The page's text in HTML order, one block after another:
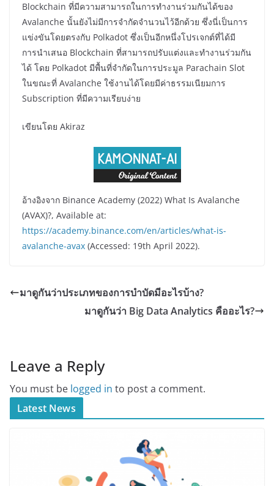
Blockchain ที่มีความสามารถในการทำงานร่วมกันได้ของ
Avalanche นั้นยังไม่มีการจำกัดจำนวนไว้อีกด้วย ซึ่งนี่เป็นการ
แข่งขันโดยตรงกับ Polkadot ซึ่งเป็นอีกหนึ่งโปรเจกต์ที่ได้มี
การนำเสนอ Blockchain ที่สามารถปรับแต่งและทำงานร่วมกัน
ได้ โดย Polkadot มีพื้นที่จำกัดในการประมูล Parachain Slot
ในขณะที่ Avalanche ใช้งานได้โดยมีค่าธรรมเนียมการ
Subscription ที่มีความเรียบง่าย
เขียนโดย Akiraz
อ้างอิงจาก Binance Academy (2022) What Is Avalanche
(AVAX)?, Available at:
https://academy.binance.com/en/articles/what-is-
avalanche-avax (Accessed: 19th April 2022).
มาดูกันว่าประเภทของการบำบัดมีอะไรบ้าง?
มาดูกันว่า Big Data Analytics คืออะไร?
Leave a Reply
You must be logged in to post a comment.
Latest News